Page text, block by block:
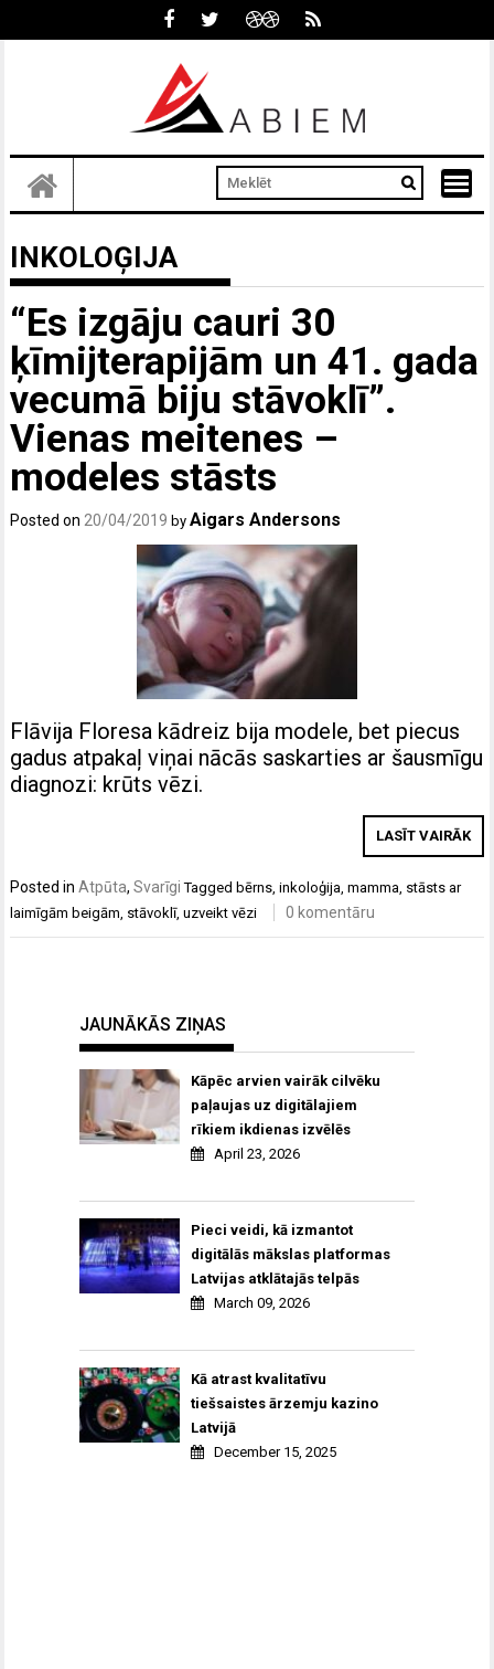
INKOLOĢIJA
“Es izgāju cauri 30
ķīmijterapijām un 41. gada
vecumā biju stāvoklī”.
Vienas meitenes –
modeles stāsts
Posted on20/04/2019 byAigars Andersons
Flāvija Floresa kādreiz bija modele, bet piecus
gadus atpakaļ viņai nācās saskarties ar šausmīgu
diagnozi: krūts vēzi.
LASĪT VAIRĀK
Posted inAtpūta,Svarīgi Tagged bērns,inkoloģija,mamma, stāsts ar
laimīgām beigām, stāvoklī,uzveikt vēzi 0 komentāru
JAUNĀKĀS ZIŅAS
Kāpēc arvien vairāk cilvēku
paļaujas uz digitālajiem
rīkiem ikdienas izvēlēs
April 23, 2026
Pieci veidi, kā izmantot
digitālās mākslas platformas
Latvijas atklātajās telpās
March 09, 2026
Kā atrast kvalitatīvu
tiešsaistes ārzemju kazino
Latvijā
December 15, 2025